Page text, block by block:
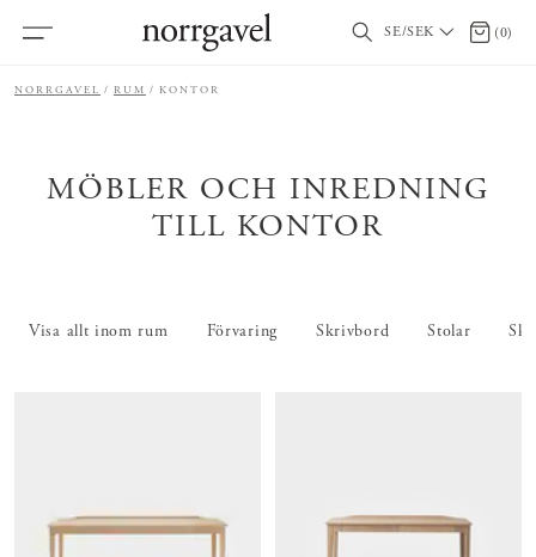
SE/SEK 0 (0)
NORRGAVEL RUM KONTOR
MÖBLER OCH INREDNING
TILL KONTOR
Visa allt inom rum Förvaring Skrivbord Stolar